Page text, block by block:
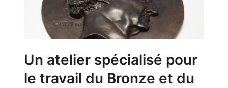
Un atelier spécialisé pour
le travail du Bronze et du